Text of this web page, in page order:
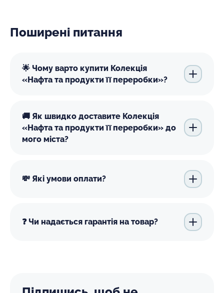
Поширені питання
🌟 Чому варто купити Колекція
«Нафта та продукти її переробки»?
🚚 Як швидко доставите Колекція
«Нафта та продукти її переробки» до
мого міста?
💸 Які умови оплати?
❓ Чи надається гарантія на товар?